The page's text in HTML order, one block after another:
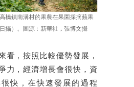
橋鎮南溝村的果農在果園採摘蘋果
日攝）。圖源：新華社，張博文攝
看，按照比較優勢發展，
力，經濟增長會很快，資
快，在快速發展的過程